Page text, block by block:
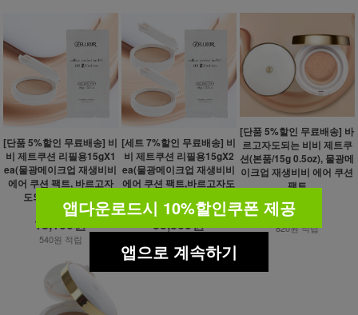
[단품 5%할인 무료배송] 비
비 제트쿠션 리필용15gX1
ea(물광메이크업 재생비비
에어 쿠션 팩트, 바르고자
도되는 비비 쿠션)
19,000원
18,100원
540원 적립
[세트 7%할인 무료배송] 비
비 제트쿠션 리필용15gX2
ea(물광메이크업 재생비비
에어 쿠션 팩트,바르고자도
38,000원
35,300원
[단품 5%할인 무료배송] 바
르고자도되는 비비 제트쿠
션(본품/15g 0.5oz), 물광메
이크업 재생비비 에어 쿠션
팩트
29,000원
27,600원
820원 적립
앱다운로드시 10%할인쿠폰 제공
앱으로 계속하기